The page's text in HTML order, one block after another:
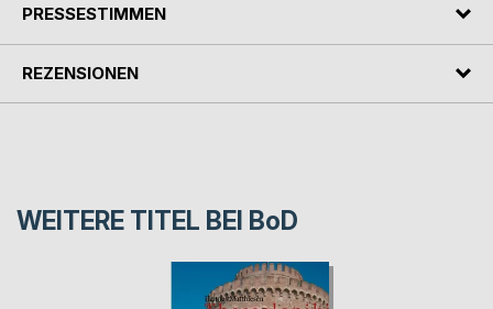
PRESSESTIMMEN
REZENSIONEN
WEITERE TITEL BEI BoD